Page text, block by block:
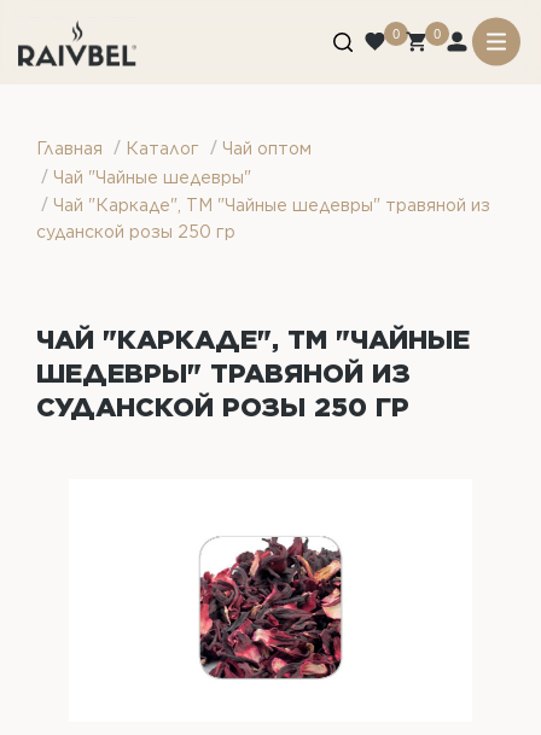
0 0
Главная / Каталог / Чай оптом
/ Чай "Чайные шедевры"
/ Чай "Каркаде", ТМ "Чайные шедевры" травяной из
суданской розы 250 гр
ЧАЙ "КАРКАДЕ", ТМ "ЧАЙНЫЕ
ШЕДЕВРЫ" ТРАВЯНОЙ ИЗ
СУДАНСКОЙ РОЗЫ 250 ГР